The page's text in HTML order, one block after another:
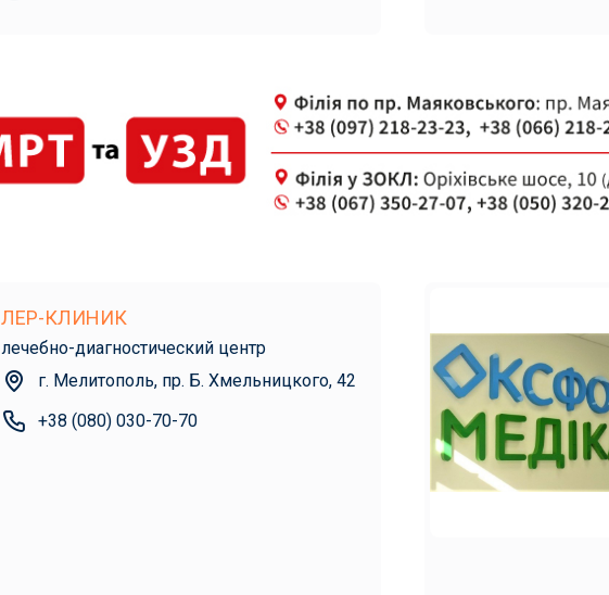
ЛЕР-КЛИНИК
лечебно-диагностический центр
г. Мелитополь, пр. Б. Хмельницкого, 42
+38 (080) 030-70-70